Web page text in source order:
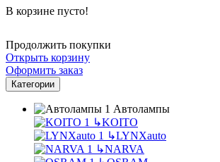
В корзине пусто!
Продолжить покупки
Открыть корзину
Оформить заказ
Категории
Автолампы
↳KOITO
↳LYNXauto
↳NARVA